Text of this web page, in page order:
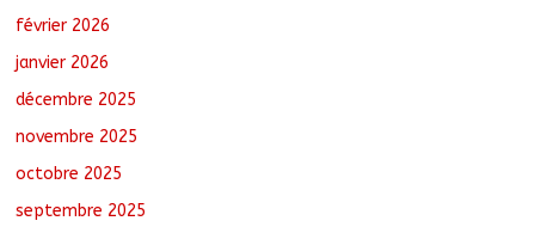
février 2026
janvier 2026
décembre 2025
novembre 2025
octobre 2025
septembre 2025